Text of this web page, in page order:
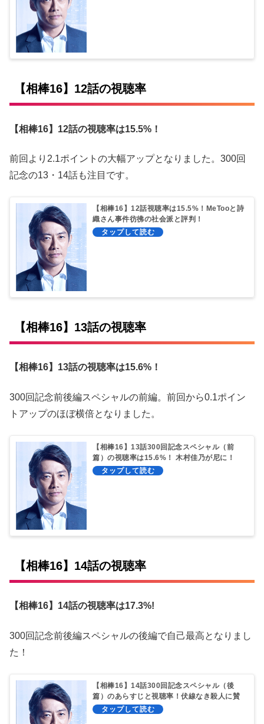
【相棒16】12話の視聴率
【相棒16】12話の視聴率は15.5%！
前回より2.1ポイントの大幅アップとなりました。300回
記念の13・14話も注目です。
【相棒16】12話視聴率は15.5%！MeTooと詩
織さん事件彷彿の社会派と評判！
【相棒16】13話の視聴率
【相棒16】13話の視聴率は15.6%！
300回記念前後編スペシャルの前編。前回から0.1ポイン
トアップのほぼ横倍となりました。
【相棒16】13話300回記念スペシャル（前
篇）の視聴率は15.6%！ 木村佳乃が尼に！
【相棒16】14話の視聴率
【相棒16】14話の視聴率は17.3%!
300回記念前後編スペシャルの後編で自己最高となりまし
た！
【相棒16】14話300回記念スペシャル（後
篇）のあらすじと視聴率！伏線なき殺人に賛
否両論！